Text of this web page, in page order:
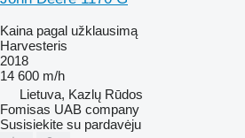
Kaina pagal užklausimą
Harvesteris
2018
14 600 m/h
Lietuva, Kazlų Rūdos
Fomisas UAB company
Susisiekite su pardavėju